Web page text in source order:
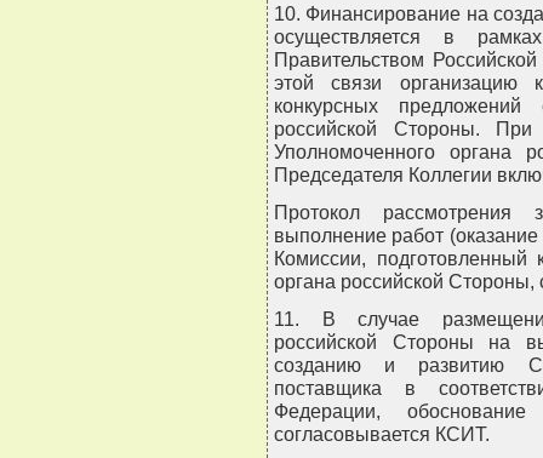
10. Финансирование на
осуществляется в
Правительством
этой связи организацию
конкурсных предложений
российской Стороны.
Уполномоченного органа
Председателя Коллегии
Протокол
выполнение работ
Комиссии, подготовленный
органа российской
11. В случае
российской Стороны на
созданию и развитию
поставщика в
Федерации,
согласовывается КСИТ.